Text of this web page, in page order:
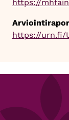
https://
https://urn.fi/